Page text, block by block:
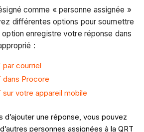
comme « personne assignée »
différentes options pour soumettre
option enregistre votre réponse dans
:
par courriel
dans Procore
sur votre appareil mobile
d’ajouter une réponse, vous pouvez
personnes assignées à la QRT